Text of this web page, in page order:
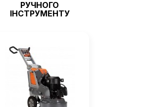
РУЧНОГО
ІНСТРУМЕНТУ